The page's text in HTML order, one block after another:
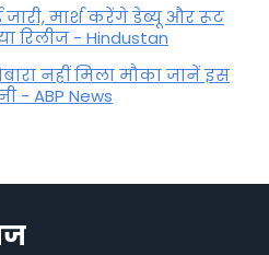
जारी, मार्श करेंगे डेब्यू और रूट
रिलीज - Hindustan
नहीं मिला मौका जानें इस
- ABP News